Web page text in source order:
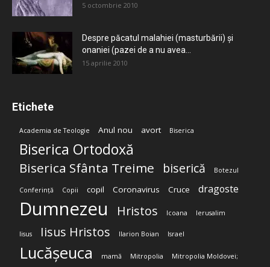
5 octombrie 2010
Despre păcatul malahiei (masturbării) şi
onaniei (pazei de a nu avea...
15 aprilie 2010
Etichete
Academia de Teologie Anul nou avort Biserica
Biserica Ortodoxă
Biserica Sfânta Treime biserică Botezul
Conferință Copii copil Coronavirus Cruce dragoste
Dumnezeu Hristos Icoana Ierusalim
Iisus Iisus Hristos Ilarion Boian Israel
Lucășeuca mamă Mitropolia Mitropolia Moldovei;